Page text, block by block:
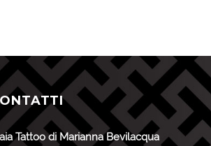
Tattoo di Marianna Bevilacqua